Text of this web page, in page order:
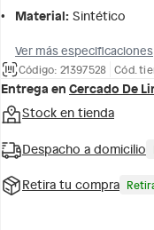
Material: Sintético
Ver más especificaciones
Código: 21397528 Cód.
Entrega en Cercado De
Stock en tienda
Despacho a domicilio
Retira tu compra